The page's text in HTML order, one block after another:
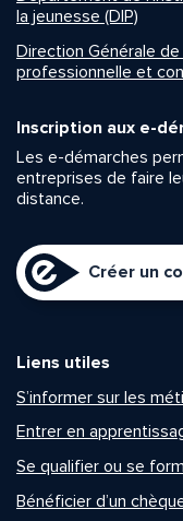
la jeunesse (DIP)
Direction Générale
professionnelle et
Inscription aux e-
Les e-démarches
entreprises de faire
distance.
Créer un
Liens utiles
S’informer sur les
Entrer en
Se qualifier ou se
Bénéficier d’un